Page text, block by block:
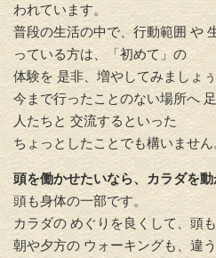
われています。
普段の生活の中で、行動範囲 や
っている方は、「初めて」 の
体験を 是非、増やしてみましょ
今まで行ったことのない場所へ 足
人たちと 交流するといった
ちょっとしたことでも構いません
頭を働かせたいなら、カラダを動
頭も身体の一部です。
カラダの めぐりを良くして、頭
朝や夕方の ウォーキングも、違